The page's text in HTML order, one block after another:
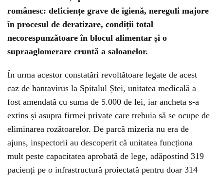
românesc: deficiențe grave de igienă, nereguli majore
în procesul de deratizare, condiții total
necorespunzătoare în blocul alimentar și o
supraaglomerare cruntă a saloanelor.
În urma acestor constatări revoltătoare legate de acest
caz de hantavirus la Spitalul Ștei, unitatea medicală a
fost amendată cu suma de 5.000 de lei, iar ancheta s-a
extins și asupra firmei private care trebuia să se ocupe de
eliminarea rozătoarelor. De parcă mizeria nu era de
ajuns, inspectorii au descoperit că unitatea funcționa
mult peste capacitatea aprobată de lege, adăpostind 319
pacienți pe o infrastructură proiectată pentru doar 314